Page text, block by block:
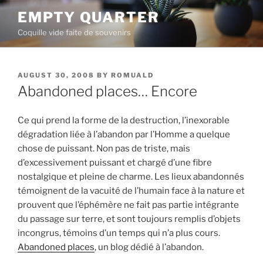
Skip
content
EMPTY QUARTER
Coquille vide faite de souvenirs
POSTED
ON
AUGUST 30, 2008 BY ROMUALD
Abandoned places… Encore
Ce qui prend la forme de la destruction, l’inexorable
dégradation liée à l’abandon par l’Homme a quelque
chose de puissant. Non pas de triste, mais
d’excessivement puissant et chargé d’une fibre
nostalgique et pleine de charme. Les lieux abandonnés
témoignent de la vacuité de l’humain face à la nature et
prouvent que l’éphémère ne fait pas partie intégrante
du passage sur terre, et sont toujours remplis d’objets
incongrus, témoins d’un temps qui n’a plus cours.
Abandoned places, un blog dédié à l’abandon.